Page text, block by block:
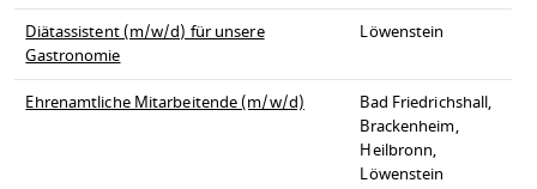
Diätassistent (m/w/d) für unsere
Gastronomie
Löwenstein
Ehrenamtliche Mitarbeitende (m/w/d)
Bad Friedrichshall,
Brackenheim,
Heilbronn,
Löwenstein